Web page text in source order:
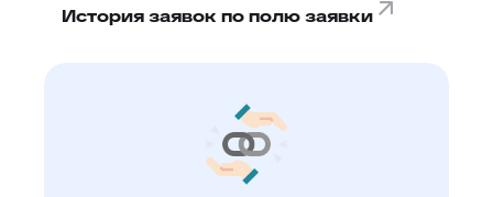
История заявок по полю заявки